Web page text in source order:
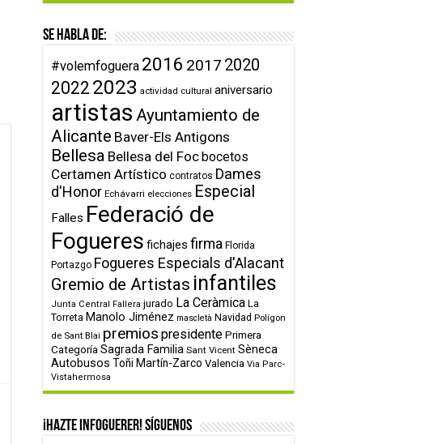
Se habla de:
#volemfoguera 2016 2017 2020
2022 2023 actividad cultural aniversario
artistas Ayuntamiento de
Alicante Baver-Els Antigons
Bellesa Bellesa del Focbocetos
Certamen Artístico contratos Dames
d'Honor Echávarri elecciones Especial
Falles Federació de
Fogueres fichajes firma Florida
Portazgo Fogueres Especials d'Alacant
Gremio de Artistas infantiles
Junta Central Fallera jurado La Ceràmica La
Torreta Manolo Jiménez mascletà Navidad Polígon
de Sant Blai premios presidentePrimera
Categoría Sagrada Familia Sant Vicent Sèneca
Autobusos Toñi Martín-Zarco Valencia Via Parc-
Vistahermosa
¡Hazte infoguerer! Síguenos